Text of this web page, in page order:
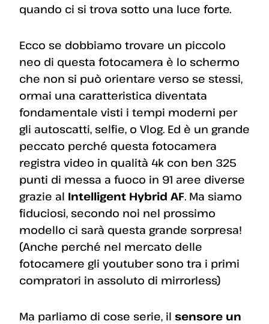
quando ci si trova sotto una luce forte.
Ecco se dobbiamo trovare un piccolo
neo di questa fotocamera è lo schermo
che non si può orientare verso se stessi,
ormai una caratteristica diventata
fondamentale visti i tempi moderni per
gli autoscatti, selfie, o Vlog. Ed è un grande
peccato perché questa fotocamera
registra video in qualità 4k con ben 325
punti di messa a fuoco in 91 aree diverse
grazie al Intelligent Hybrid AF. Ma siamo
fiduciosi, secondo noi nel prossimo
modello ci sarà questa grande sorpresa!
(Anche perché nel mercato delle
fotocamere gli youtuber sono tra i primi
compratori in assoluto di mirrorless)
Ma parliamo di cose serie, il sensore un